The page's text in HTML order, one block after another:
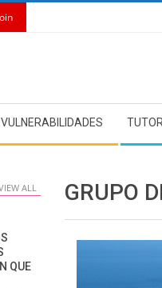
VULNERABILIDADES
GRUPO
ALL
QUE